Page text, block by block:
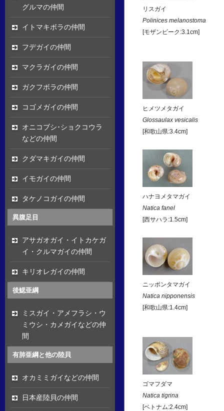
リスガイ
Polinices melanostoma
[モザンビーク:3.1cm]
ヒメツメタガイ
Glossaulax vesicalis
[和歌山県:3.4cm]
ハナヨメタマガイ
Natica fanel
[西サハラ:1.5cm]
ニッポンタマガイ
Natica nipponensis
[和歌山県:1.4cm]
ゴマフダマ
Natica tigrina
[ベトナム:2.4cm]
グルマの仲間
イトマキボラの仲間
フデガイの仲間
マクラガイの仲間
ガクフボラの仲間
コゴメガイの仲間
オニコブシ･ショクコウラ
などの仲間
クダマキガイの仲間
イモガイの仲間
タケノコガイの仲間
異腹足目
アサガオガイ・イトカケガ
イ・クルマガイの仲間
キリオレガイの仲間
後鰓亜綱
ミスガイ・アメフラシ・ウ
ミウシ・カメガイなどの仲
間
有肺亜綱と他の陸貝
オカミミガイなどの仲間
日本産陸貝の仲間